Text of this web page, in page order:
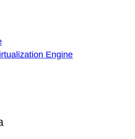
Engine